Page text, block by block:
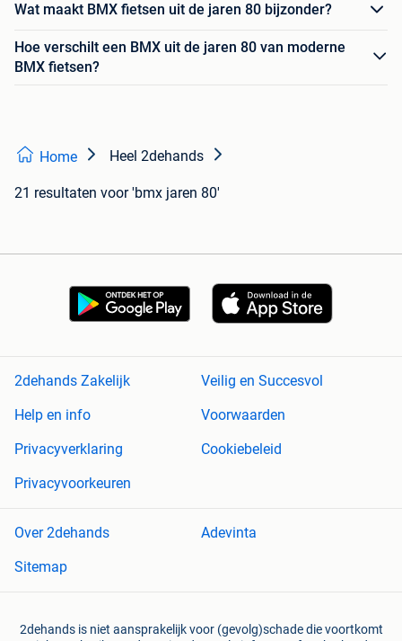
Wat maakt BMX fietsen uit de jaren 80 bijzonder?
Hoe verschilt een BMX uit de jaren 80 van moderne
BMX fietsen?
Home Heel 2dehands
21 resultaten voor 'bmx jaren 80'
2dehands Zakelijk
Veilig en Succesvol
Help en info
Voorwaarden
Privacyverklaring
Cookiebeleid
Privacyvoorkeuren
Over 2dehands
Adevinta
Sitemap
2dehands is niet aansprakelijk voor (gevolg)schade die voortkomt